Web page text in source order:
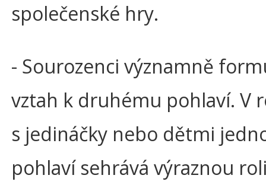
společenské hry.
- Sourozenci významně
vztah k druhému pohlaví. V
s jedináčky nebo dětmi
pohlaví sehrává výraznou